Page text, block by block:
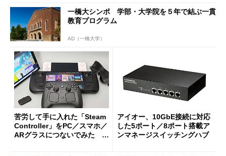
一橋大シンポ 学部・大学院を５年で結ぶ一貫
教育プログラム
AD（一橋大学）
苦労して手に入れた「Steam
Controller」をPC／スマホ／
ARグラスにつないでみた ゲ
アイオー、10GbE接続に対応
した5ポート／8ポート搭載ア
ンマネージスイッチングハブ